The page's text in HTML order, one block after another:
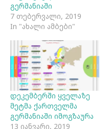
გერმანიაში
7 თებერვალი, 2019
In "ახალი ამბები"
დეკემბერში ყველაზე
მეტმა ქართველმა
გერმანიაში იმოგზაურა
13 იანვარი, 2019